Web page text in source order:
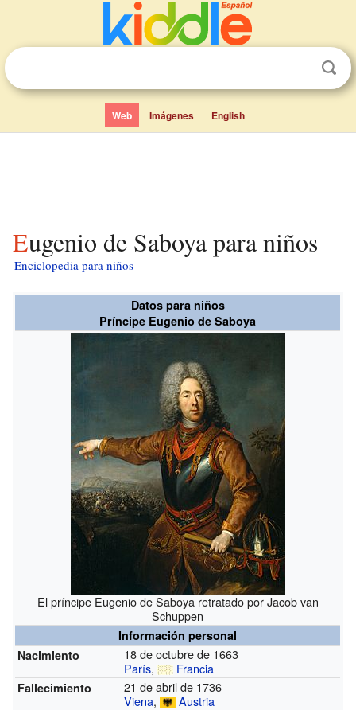
Web Imágenes English
Eugenio de Saboya para niños
Enciclopedia para niños
Datos para niños
Príncipe Eugenio de Saboya
El príncipe Eugenio de Saboya retratado por Jacob van
Schuppen
Información personal
Nacimiento
18 de octubre de 1663
París, Francia
Fallecimiento
21 de abril de 1736
Viena, Austria